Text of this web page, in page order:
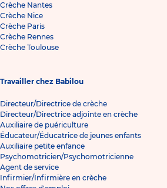
Crèche Nantes
Crèche Nice
Crèche Paris
Crèche Rennes
Crèche Toulouse
Travailler chez Babilou
Directeur/Directrice de crèche
Directeur/Directrice adjointe en crèche
Auxiliaire de puériculture
Éducateur/Éducatrice de jeunes enfants
Auxiliaire petite enfance
Psychomotricien/Psychomotricienne
Agent de service
Infirmier/Infirmière en crèche